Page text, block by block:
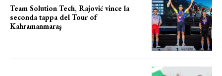
Team Solution Tech, Rajović vince la
seconda tappa del Tour of
Kahramanmaraş